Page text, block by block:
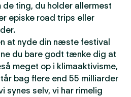
ting, du holder allermest
episke road trips eller
at nyde din næste festival
du bare godt tænke dig at
meget op i klimaaktivisme,
bag flere end 55 milliarder
synes selv, vi har rimelig